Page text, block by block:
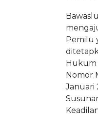
Pemilu
Hukum
Nomor
Januari